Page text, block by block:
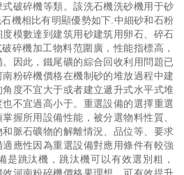
破碎機等類。該洗石機洗砂機用于砂
機相比有明顯優勢如下.中細砂和石粉
模數達到建筑用砂建筑用卵石、碎石
碎機加工物料范圍廣，性能指標高，
因此，鐵尾礦的綜合回收利用問題已
粉碎機價格在機制砂的堆放過程中建
度不宜大于或者建立遞升式水平式堆
不宜過高小于。重選設備的選擇重選
握所用設備性能，被分選物料性質、
脈石礦物的解離情況、品位等、要求
應性因為重選設備對應用條件有較強
是跳汰機，跳汰機可以有效選別粗，